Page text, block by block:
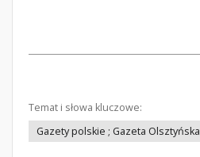
Temat i słowa kluczowe:
Gazety polskie ; Gazeta Olsztyńska